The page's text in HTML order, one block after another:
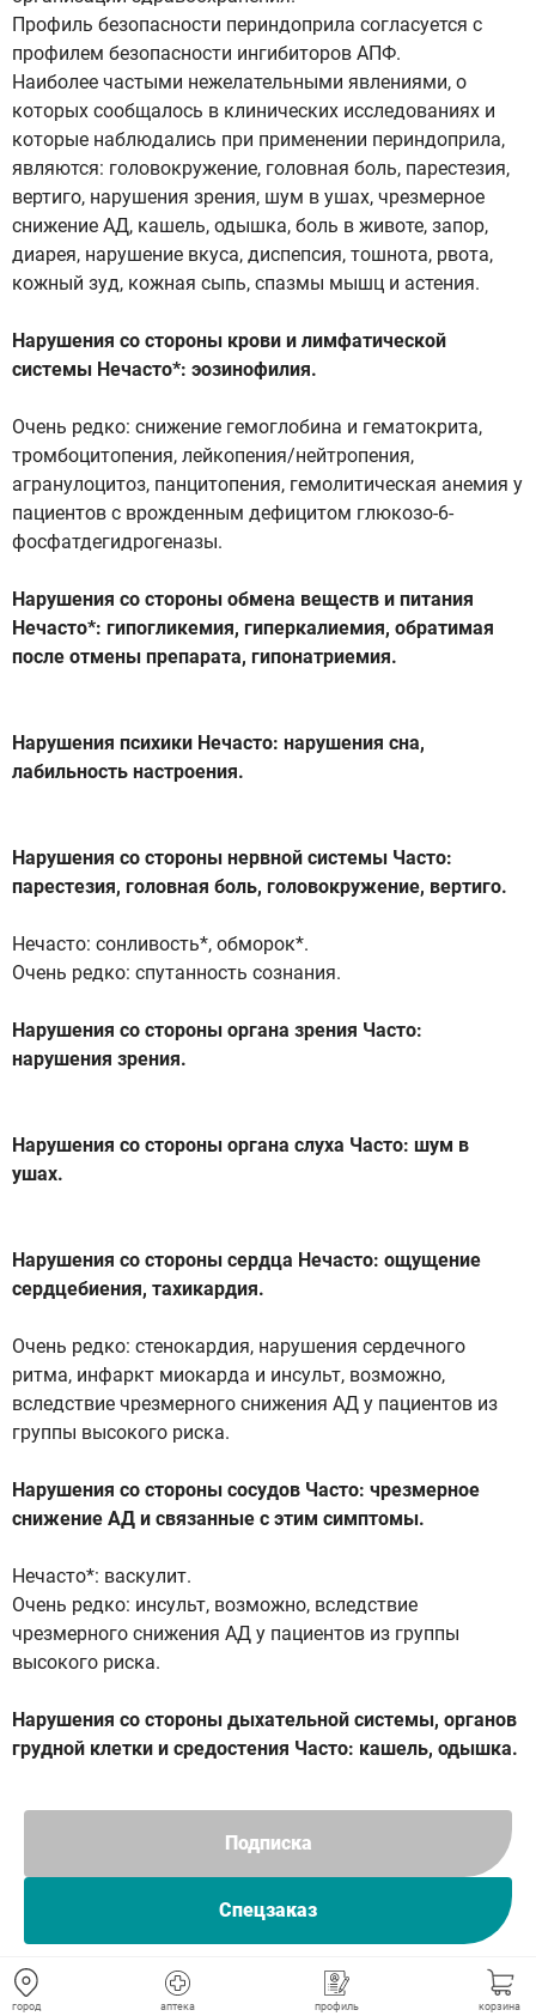
город аптека профиль корзина
Подписка
Спецзаказ
Профиль безопасности периндоприла согласуется с
профилем безопасности ингибиторов АПФ.
Наиболее частыми нежелательными явлениями, о
которых сообщалось в клинических исследованиях и
которые наблюдались при применении периндоприла,
являются: головокружение, головная боль, парестезия,
вертиго, нарушения зрения, шум в ушах, чрезмерное
снижение АД, кашель, одышка, боль в животе, запор,
диарея, нарушение вкуса, диспепсия, тошнота, рвота,
кожный зуд, кожная сыпь, спазмы мышц и астения.
Нарушения со стороны крови и лимфатической
системы Нечасто*: эозинофилия.
Очень редко: снижение гемоглобина и гематокрита,
тромбоцитопения, лейкопения/нейтропения,
агранулоцитоз, панцитопения, гемолитическая анемия у
пациентов с врожденным дефицитом глюкозо-6-
фосфатдегидрогеназы.
Нарушения со стороны обмена веществ и питания
Нечасто*: гипогликемия, гиперкалиемия, обратимая
после отмены препарата, гипонатриемия.
Нарушения психики Нечасто: нарушения сна,
лабильность настроения.
Нарушения со стороны нервной системы Часто:
парестезия, головная боль, головокружение, вертиго.
Нечасто: сонливость*, обморок*.
Очень редко: спутанность сознания.
Нарушения со стороны органа зрения Часто:
нарушения зрения.
Нарушения со стороны органа слуха Часто: шум в
ушах.
Нарушения со стороны сердца Нечасто: ощущение
сердцебиения, тахикардия.
Очень редко: стенокардия, нарушения сердечного
ритма, инфаркт миокарда и инсульт, возможно,
вследствие чрезмерного снижения АД у пациентов из
группы высокого риска.
Нарушения со стороны сосудов Часто: чрезмерное
снижение АД и связанные с этим симптомы.
Нечасто*: васкулит.
Очень редко: инсульт, возможно, вследствие
чрезмерного снижения АД у пациентов из группы
высокого риска.
Нарушения со стороны дыхательной системы, органов
грудной клетки и средостения Часто: кашель, одышка.
Нечасто: бронхоспазм.
Очень редко: эозинофильная пневмония, ринит.
Часто: запор, тошнота, рвота, боль в животе,
нарушение вкуса, диспепсия, диарея.
Нечасто: сухость слизистой оболочки полости рта.